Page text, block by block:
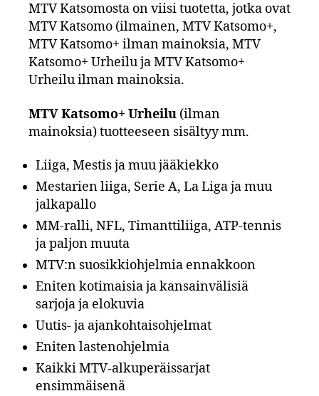
MTV Katsomosta on viisi tuotetta, jotka ovat
MTV Katsomo (ilmainen, MTV Katsomo+,
MTV Katsomo+ ilman mainoksia, MTV
Katsomo+ Urheilu ja MTV Katsomo+
Urheilu ilman mainoksia.
MTV Katsomo+ Urheilu (ilman
mainoksia) tuotteeseen sisältyy mm.
Liiga, Mestis ja muu jääkiekko
Mestarien liiga, Serie A, La Liga ja muu
jalkapallo
MM-ralli, NFL, Timanttiliiga, ATP-tennis
ja paljon muuta
MTV:n suosikkiohjelmia ennakkoon
Eniten kotimaisia ja kansainvälisiä
sarjoja ja elokuvia
Uutis- ja ajankohtaisohjelmat
Eniten lastenohjelmia
Kaikki MTV-alkuperäissarjat
ensimmäisenä